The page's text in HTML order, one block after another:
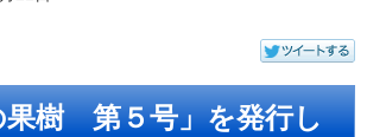
果樹 第５号」を発行し